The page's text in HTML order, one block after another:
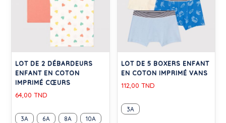
LOT DE 2 DÉBARDEURS
ENFANT EN COTON
IMPRIMÉ CŒURS
64,00 TND
3A 6A 8A
10A
LOT DE 5 BOXERS ENFANT
EN COTON IMPRIMÉ VANS
112,00 TND
3A